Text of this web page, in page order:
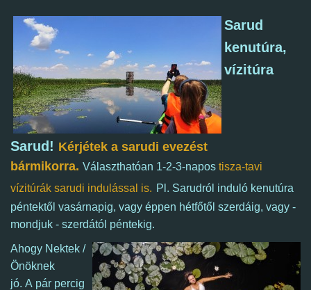
Sarud
kenutúra,
vízitúra
Sarud! Kérjétek a sarudi evezést
bármikorra. Választhatóan 1-2-3-napos tisza-tavi
vízitúrák sarudi indulással is. Pl. Sarudról induló kenutúra
péntektől vasárnapig, vagy éppen hétfőtől szerdáig, vagy -
mondjuk - szerdától péntekig.
Ahogy Nektek /
Önöknek
jó. A pár percig